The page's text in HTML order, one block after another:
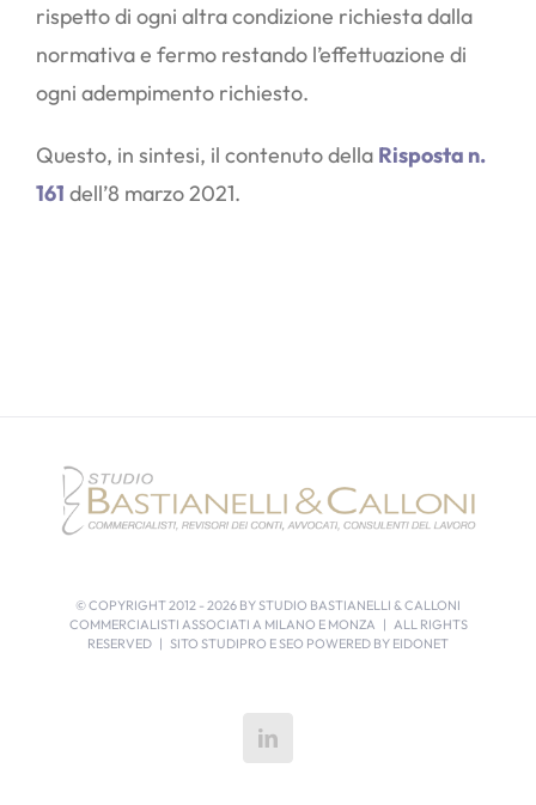
rispetto di ogni altra condizione richiesta dalla
normativa e fermo restando l’effettuazione di
ogni adempimento richiesto.
Questo, in sintesi, il contenuto della Risposta n.
161 dell’8 marzo 2021.
© COPYRIGHT 2012 - 2026 BY STUDIO BASTIANELLI & CALLONI
COMMERCIALISTI ASSOCIATI A MILANO E MONZA | ALL RIGHTS
RESERVED | SITO STUDIPRO E SEO POWERED BY EIDONET